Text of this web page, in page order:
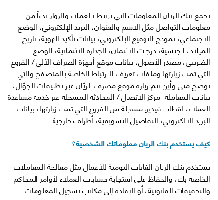
يجمع بنك الريان المعلومات التي ترتبط بالعملاء والزوار بدءاً من
معلومات التواصل مثل الاسم والعنوان، البريد الإلكتروني، الوضع
الاجتماعي، نموذج التوقيع الإلكتروني، بيانات تأكيد الهوية، تاريخ
الميلاد، الجنسية، درجات الائتمان، الجدارة الائتمانية، الوضع
الضريبي، مصدر الأصول، بيانات موقع أجهزة الصراف الآلي / الفروع
التي تمت زيارتها وملفات تعريف الارتباط الخاصة بالمتصفح والتي
توضح متى وأين تتم زيارة موقع مصرف الريّان عبر تطبيقات الجوّال،
بيانات المعاملة، مركز الاتصال / المحادثة المسجلة عبر خدمة مساعدة
العملاء، لقطات فيديو مسجلة من الفروع التي تمت زيارتها، بيانات
البريد الالكتروني، التفاصيل التسويقية، أطراف خارجية.
كيف يستخدم بنك الريان معلوماتك الشخصية؟
يستخدم بنك الريان الغايات اليومية للأعمال مثل معالجة المعاملات
الخاصة بك، والحفاظ على استجابة حسابات العملاء لأوامر المحاكم
والتحقيقات القانونية، أو الإفادة إلى مكاتب تسجيل المعلومات